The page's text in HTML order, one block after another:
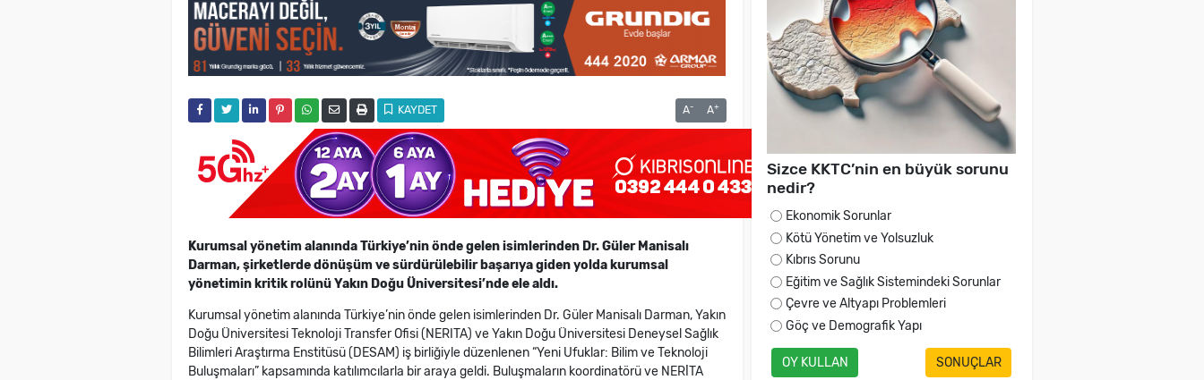
KAYDET A- A+
Kurumsal yönetim alanında Türkiye’nin önde gelen isimlerinden Dr. Güler Manisalı
Darman, şirketlerde dönüşüm ve sürdürülebilir başarıya giden yolda kurumsal
yönetimin kritik rolünü Yakın Doğu Üniversitesi’nde ele aldı.
Kurumsal yönetim alanında Türkiye’nin önde gelen isimlerinden Dr. Güler Manisalı Darman, Yakın
Doğu Üniversitesi Teknoloji Transfer Ofisi (NERITA) ve Yakın Doğu Üniversitesi Deneysel Sağlık
Bilimleri Araştırma Enstitüsü (DESAM) iş birliğiyle düzenlenen “Yeni Ufuklar: Bilim ve Teknoloji
Buluşmaları” kapsamında katılımcılarla bir araya geldi. Buluşmaların koordinatörü ve NERİTA
Sizce KKTC’nin en büyük sorunu
nedir?
Ekonomik Sorunlar
Kötü Yönetim ve Yolsuzluk
Kıbrıs Sorunu
Eğitim ve Sağlık Sistemindeki Sorunlar
Çevre ve Altyapı Problemleri
Göç ve Demografik Yapı
OY KULLAN SONUÇLAR